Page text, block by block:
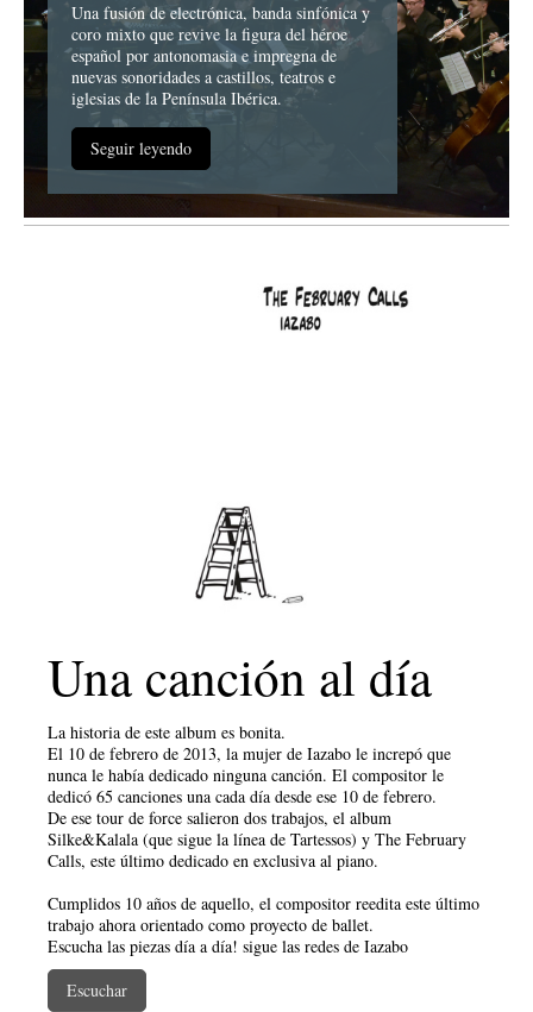
Una fusión de electrónica, banda sinfónica y
coro mixto que revive la figura del héroe
español por antonomasia e impregna de
nuevas sonoridades a castillos, teatros e
iglesias de la Península Ibérica.
Seguir leyendo
Una canción al día
La historia de este album es bonita.
El 10 de febrero de 2013, la mujer de Iazabo le increpó que
nunca le había dedicado ninguna canción. El compositor le
dedicó 65 canciones una cada día desde ese 10 de febrero.
De ese tour de force salieron dos trabajos, el album
Silke&Kalala (que sigue la línea de Tartessos) y The February
Calls, este último dedicado en exclusiva al piano.
Cumplidos 10 años de aquello, el compositor reedita este último
trabajo ahora orientado como proyecto de ballet.
Escucha las piezas día a día! sigue las redes de Iazabo
Escuchar